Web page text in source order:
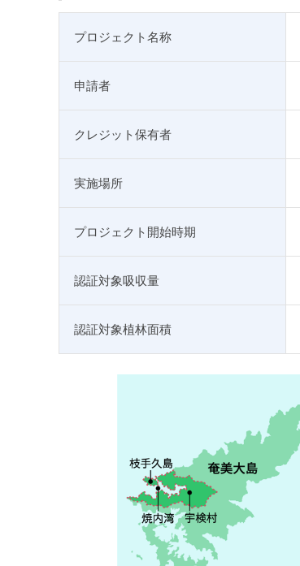
プロジェクト名称
申請者
クレジット保有者
実施場所
プロジェクト開始時期
認証対象吸収量
認証対象植林面積